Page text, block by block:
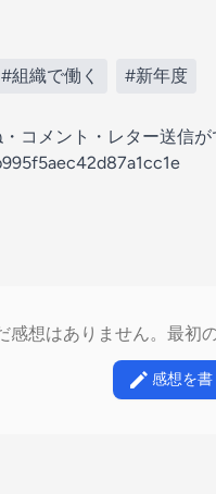
#組織で働く
#新年度
コメント・レター送信が
感想はありません。最初
感想を書